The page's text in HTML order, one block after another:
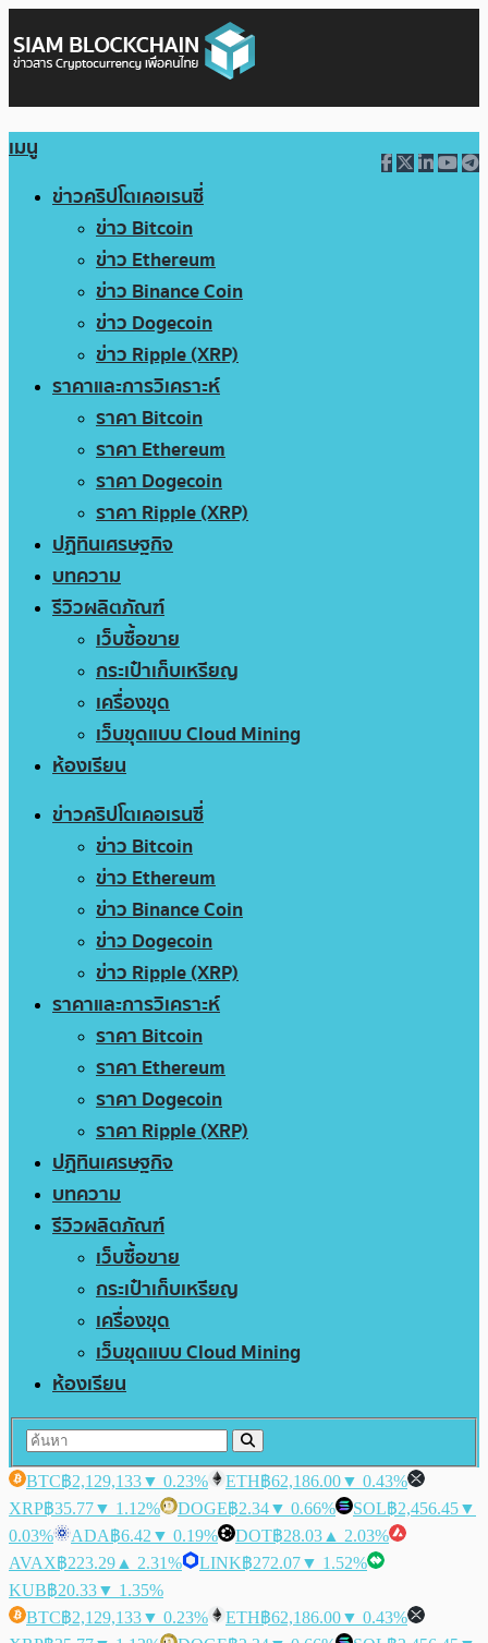
เมนู
ข่าวคริปโตเคอเรนซี่
ข่าว Bitcoin
ข่าว Ethereum
ข่าว Binance Coin
ข่าว Dogecoin
ข่าว Ripple (XRP)
ราคาและการวิเคราะห์
ราคา Bitcoin
ราคา Ethereum
ราคา Dogecoin
ราคา Ripple (XRP)
ปฏิทินเศรษฐกิจ
บทความ
รีวิวผลิตภัณฑ์
เว็บซื้อขาย
กระเป๋าเก็บเหรียญ
เครื่องขุด
เว็บขุดแบบ Cloud Mining
ห้องเรียน
ข่าวคริปโตเคอเรนซี่
ข่าว Bitcoin
ข่าว Ethereum
ข่าว Binance Coin
ข่าว Dogecoin
ข่าว Ripple (XRP)
ราคาและการวิเคราะห์
ราคา Bitcoin
ราคา Ethereum
ราคา Dogecoin
ราคา Ripple (XRP)
ปฏิทินเศรษฐกิจ
บทความ
รีวิวผลิตภัณฑ์
เว็บซื้อขาย
กระเป๋าเก็บเหรียญ
เครื่องขุด
เว็บขุดแบบ Cloud Mining
ห้องเรียน
BTC฿2,129,133▼ 0.23% ETH฿62,186.00▼ 0.43%
XRP฿35.77▼ 1.12% DOGE฿2.34▼ 0.66% SOL฿2,456.45▼
0.03%
ADA฿6.42 ▼ 0.19% DOT฿28.03 ▲ 2.03%
AVAX฿223.29 ▲ 2.31% LINK฿272.07▼ 1.52%
KUB฿20.33▼ 1.35%
BTC฿2,129,133▼ 0.23% ETH฿62,186.00▼ 0.43%